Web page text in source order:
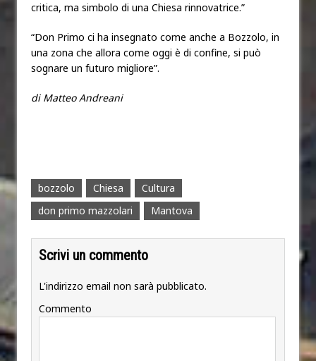
critica, ma simbolo di una Chiesa rinnovatrice.”
“Don Primo ci ha insegnato come anche a Bozzolo, in
una zona che allora come oggi è di confine, si può
sognare un futuro migliore”.
di Matteo Andreani
bozzolo Chiesa
Cultura
don primo mazzolari
Mantova
Scrivi un commento
L'indirizzo email non sarà pubblicato.
Commento